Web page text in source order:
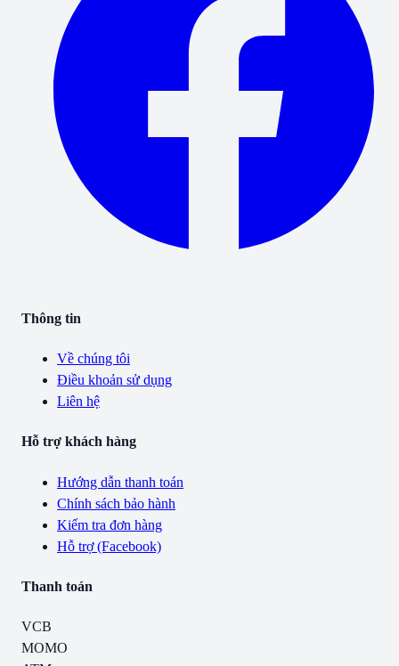
Thông tin
Về chúng tôi
Điều khoản sử dụng
Liên hệ
Hỗ trợ khách hàng
Hướng dẫn thanh toán
Chính sách bảo hành
Kiểm tra đơn hàng
Hỗ trợ (Facebook)
Thanh toán
VCB
MOMO